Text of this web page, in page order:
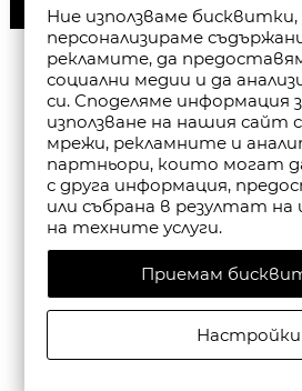
50%Ние използваме бисквитки,
персонализираме
рекламите, да
социални медии и да
си. Споделяме информация
използване на нашия сайт
мрежи, рекламните и
партньори, които могат
с друга информация,
или събрана в резултат на
на техните услуги.
Приемам
Настройки